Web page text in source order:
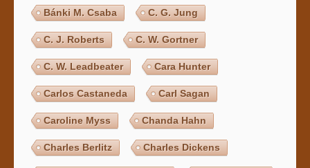
Bánki M. Csaba C. G. Jung
C. J. Roberts C. W. Gortner
C. W. Leadbeater Cara Hunter
Carlos Castaneda Carl Sagan
Caroline Myss Chanda Hahn
Charles Berlitz Charles Dickens